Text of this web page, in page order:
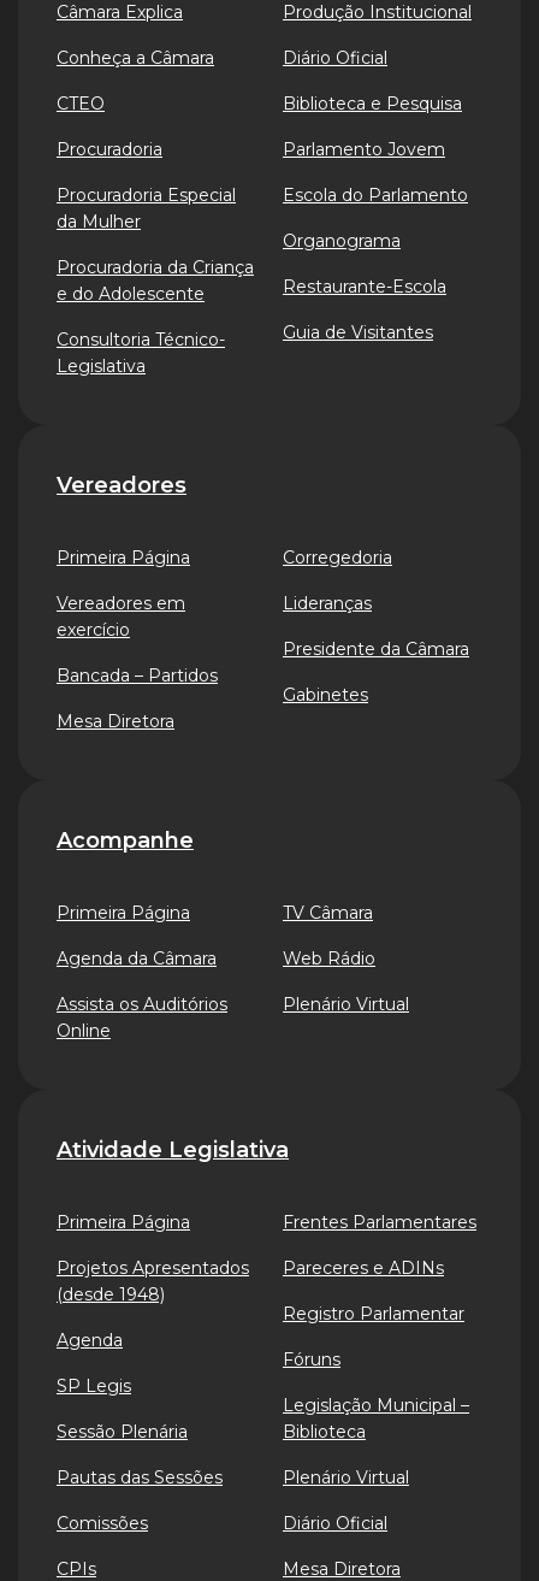
Câmara Explica
Conheça a Câmara
CTEO
Procuradoria
Procuradoria Especial
da Mulher
Procuradoria da Criança
e do Adolescente
Consultoria Técnico-
Legislativa
Produção Institucional
Diário Oficial
Biblioteca e Pesquisa
Parlamento Jovem
Escola do Parlamento
Organograma
Restaurante-Escola
Guia de Visitantes
Vereadores
Primeira Página
Vereadores em
exercício
Bancada – Partidos
Mesa Diretora
Corregedoria
Lideranças
Presidente da Câmara
Gabinetes
Acompanhe
Primeira Página
Agenda da Câmara
Assista os Auditórios
Online
TV Câmara
Web Rádio
Plenário Virtual
Atividade Legislativa
Primeira Página
Projetos Apresentados
(desde 1948)
Agenda
SP Legis
Sessão Plenária
Pautas das Sessões
Comissões
CPIs
Frentes Parlamentares
Pareceres e ADINs
Registro Parlamentar
Fóruns
Legislação Municipal –
Biblioteca
Plenário Virtual
Diário Oficial
Mesa Diretora